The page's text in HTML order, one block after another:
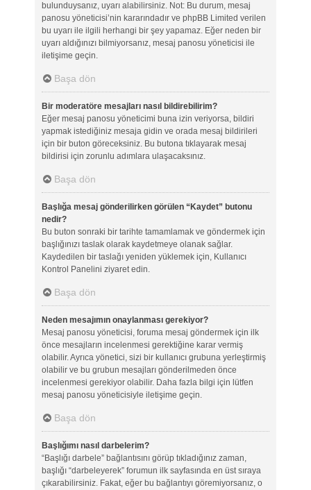
bulunduysanız, uyarı alabilirsiniz. Not: Bu durum, mesaj
panosu yöneticisi’nin kararındadır ve phpBB Limited verilen
bu uyarı ile ilgili herhangi bir şey yapamaz. Eğer neden bir
uyarı aldığınızı bilmiyorsanız, mesaj panosu yöneticisi ile
iletişime geçin.
Başa dön
Bir moderatöre mesajları nasıl bildirebilirim?
Eğer mesaj panosu yöneticimi buna izin veriyorsa, bildiri
yapmak istediğiniz mesaja gidin ve orada mesaj bildirileri
için bir buton göreceksiniz. Bu butona tıklayarak mesaj
bildirisi için zorunlu adımlara ulaşacaksınız.
Başa dön
Başlığa mesaj gönderilirken görülen “Kaydet” butonu
nedir?
Bu buton sonraki bir tarihte tamamlamak ve göndermek için
başlığınızı taslak olarak kaydetmeye olanak sağlar.
Kaydedilen bir taslağı yeniden yüklemek için, Kullanıcı
Kontrol Panelini ziyaret edin.
Başa dön
Neden mesajımın onaylanması gerekiyor?
Mesaj panosu yöneticisi, foruma mesaj göndermek için ilk
önce mesajların incelenmesi gerektiğine karar vermiş
olabilir. Ayrıca yönetici, sizi bir kullanıcı grubuna yerleştirmiş
olabilir ve bu grubun mesajları gönderilmeden önce
incelenmesi gerekiyor olabilir. Daha fazla bilgi için lütfen
mesaj panosu yöneticisiyle iletişime geçin.
Başa dön
Başlığımı nasıl darbelerim?
“Başlığı darbele” bağlantısını görüp tıkladığınız zaman,
başlığı “darbeleyerek” forumun ilk sayfasında en üst sıraya
çıkarabilirsiniz. Fakat, eğer bu bağlantıyı göremiyorsanız, o